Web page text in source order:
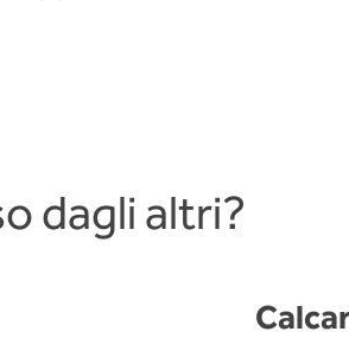
dagli altri?